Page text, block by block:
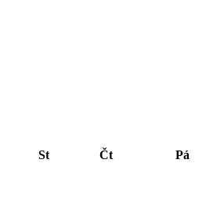
St Čt Pá